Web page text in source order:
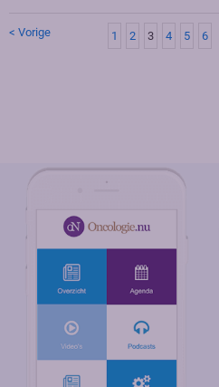
< Vorige 1 2 3 4 5 6